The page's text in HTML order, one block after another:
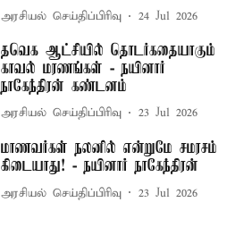
அரசியல் செய்திப்பிரிவு 24 Jul 2026
தவெக ஆட்சியில் தொடர்கதையாகும்
காவல் மரணங்கள் - நயினார்
நாகேந்திரன் கண்டனம்
அரசியல் செய்திப்பிரிவு 23 Jul 2026
மாணவர்கள் நலனில் என்றுமே சமரசம்
கிடையாது! - நயினார் நாகேந்திரன்
அரசியல் செய்திப்பிரிவு 23 Jul 2026